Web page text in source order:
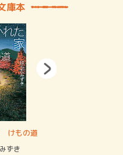
庫本
けもの道
ずき